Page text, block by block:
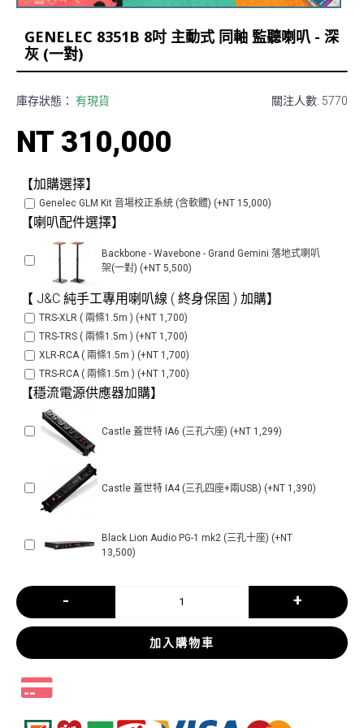
GENELEC 8351B 8吋 主動式 同軸 監聽喇叭 - 深
灰 (一對)
關注人數: 5770
庫存狀態： 有現貨
NT 310,000
【加購選擇】
Genelec GLM Kit 音場校正系統 (含軟體) (+NT 15,000)
【喇叭配件選擇】
Backbone - Wavebone - Grand Gemini 落地式喇叭
架(一對) (+NT 5,500)
【 J&C 純手工專用喇叭線 ( 終身保固 ) 加購】
TRS-XLR ( 兩條1.5m ) (+NT 1,700)
TRS-TRS ( 兩條1.5m ) (+NT 1,700)
XLR-RCA ( 兩條1.5m ) (+NT 1,700)
TRS-RCA ( 兩條1.5m ) (+NT 1,700)
【穩流電源供應器加購】
Castle 蓋世特 IA6 (三孔六座) (+NT 1,299)
Castle 蓋世特 IA4 (三孔四座+兩USB) (+NT 1,390)
Black Lion Audio PG-1 mk2 (三孔十座) (+NT
13,500)
- +
加入購物車